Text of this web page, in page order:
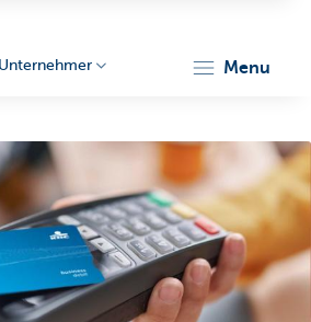
Unternehmer menu